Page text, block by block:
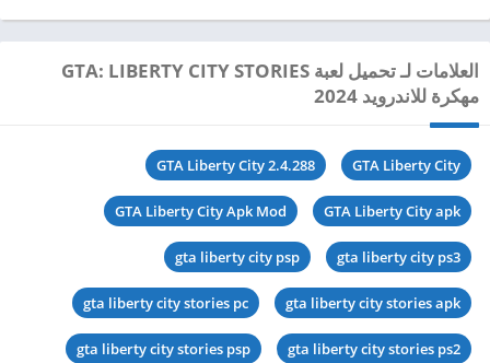
العلامات لـ تحميل لعبة GTA: LIBERTY CITY STORIES
مهكرة للاندرويد 2024
GTA Liberty City
GTA Liberty City 2.4.288
GTA Liberty City apk
GTA Liberty City Apk Mod
gta liberty city ps3
gta liberty city psp
gta liberty city stories apk
gta liberty city stories pc
gta liberty city stories ps2
gta liberty city stories psp